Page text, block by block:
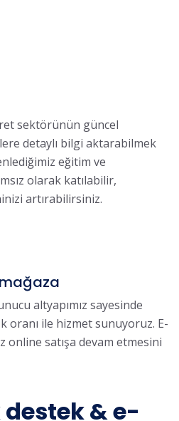
sektörünün güncel
detaylı bilgi aktarabilmek
eğitim ve
olarak katılabilir,
artırabilirsiniz.
altyapımız sayesinde
oranı ile hizmet sunuyoruz. E-
satışa devam etmesini
& e-